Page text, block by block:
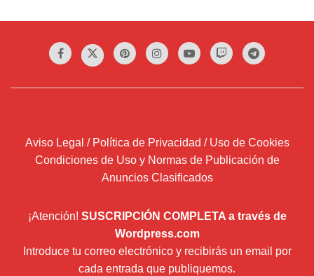
Aviso Legal / Política de Privacidad / Uso de Cookies
Condiciones de Uso y Normas de Publicación de
Anuncios Clasificados
¡Atención! SUSCRIPCIÓN COMPLETA a través de
Wordpress.com
Introduce tu correo electrónico y recibirás un email por
cada entrada que publiquemos.